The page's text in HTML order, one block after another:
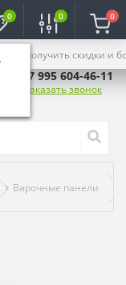
получить скидки и
0 0 0
+7 995 604-46-11
Заказать звонок
Варочные панели